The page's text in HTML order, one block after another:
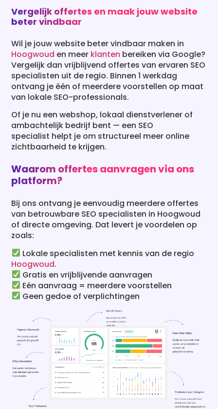
Vergelijk offertes en maak jouw website
beter vindbaar
Wil je jouw website beter vindbaar maken in
Hoogwoud en meer klanten bereiken via Google?
Vergelijk dan vrijblijvend offertes van ervaren SEO
specialisten uit de regio. Binnen 1 werkdag
ontvang je één of meerdere voorstellen op maat
van lokale SEO-professionals.
Of je nu een webshop, lokaal dienstverlener of
ambachtelijk bedrijf bent — een SEO
specialist helpt je om structureel meer online
zichtbaarheid te krijgen.
Waarom offertes aanvragen via ons
platform?
Bij ons ontvang je eenvoudig meerdere offertes
van betrouwbare SEO specialisten in Hoogwoud
of directe omgeving. Dat levert je voordelen op
zoals:
Lokale specialisten met kennis van de regio
Hoogwoud.
Gratis en vrijblijvende aanvragen
Eén aanvraag = meerdere voorstellen
Geen gedoe of verplichtingen